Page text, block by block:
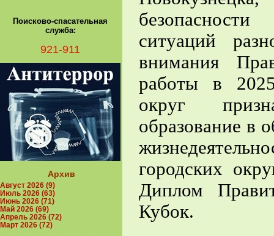
ситуаций
внимания
работы в
округ
образование в
городских
Диплом
Кубок.
Поисково-спасательная
служба:
921-911
Архив
Август 2026 (9)
Июль 2026 (63)
Июнь 2026 (71)
Май 2026 (69)
Апрель 2026 (72)
Март 2026 (72)